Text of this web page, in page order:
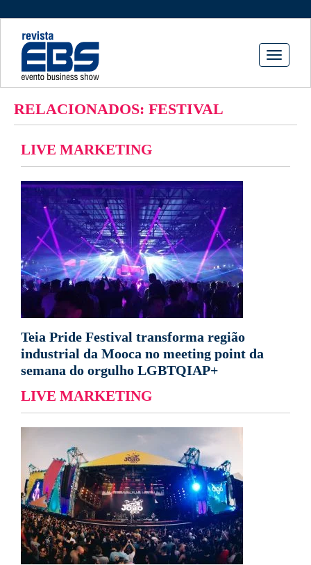
Toggle
RELACIONADOS: FESTIVAL
LIVE MARKETING
Teia Pride Festival transforma região
industrial da Mooca no meeting point da
semana do orgulho LGBTQIAP+
LIVE MARKETING